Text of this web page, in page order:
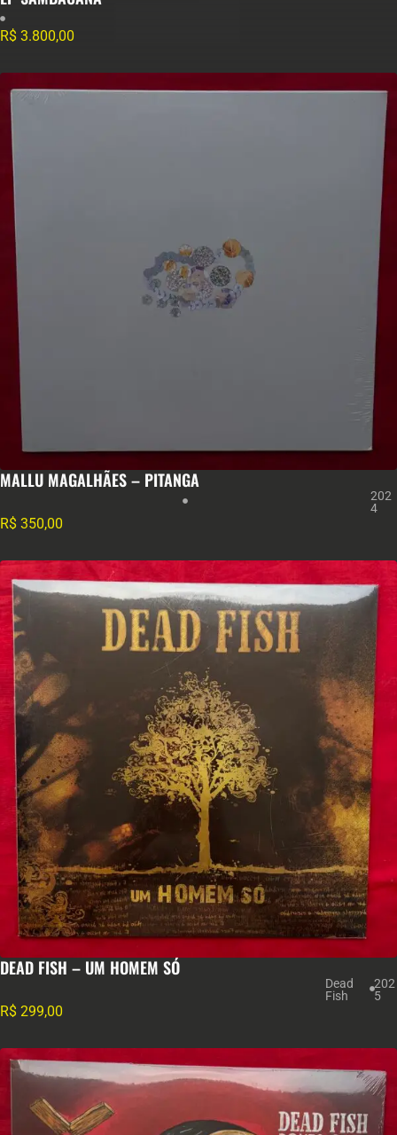
R$ 3.800,00
MALLU MAGALHÃES – PITANGA
202
4
R$ 350,00
DEAD FISH – UM HOMEM SÓ
Dead
Fish
202
5
R$ 299,00